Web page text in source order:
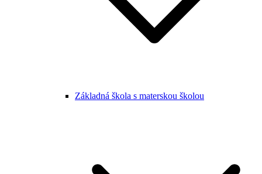
Základná škola s materskou školou